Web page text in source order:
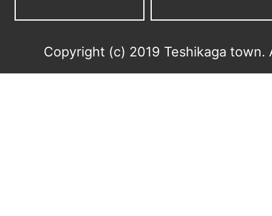
Copyright (c) 2019 Teshikaga town.